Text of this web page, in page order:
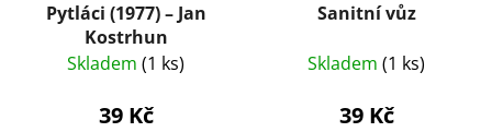
Pytláci (1977) – Jan
Kostrhun
Skladem (1 ks)
39 Kč
Sanitní vůz
Skladem (1 ks)
39 Kč